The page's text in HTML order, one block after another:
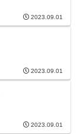
2023.09.01
2023.09.01
2023.09.01